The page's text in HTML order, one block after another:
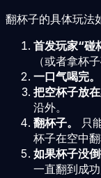
翻杯子的具体玩法
首发玩家“碰
（或者拿杯
一口气喝完。
把空杯子放在
沿外。
翻杯子。
只
杯子在空中
如果杯子没
一直翻到成功